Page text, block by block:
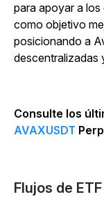
para apoyar a
como objetivo
posicionando a
descentralizadas
Consulte los
AVAXUSDT
Flujos de